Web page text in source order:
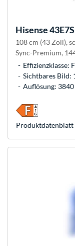
Hisense
108 cm (43 Zoll),
Sync-Premium,
Effizienzklasse: F
Sichtbares Bild:
Auflösung:
Produkt­datenblatt